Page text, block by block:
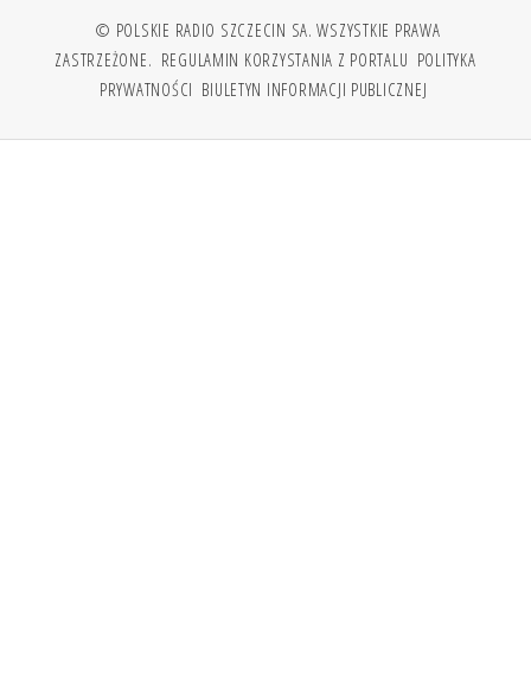
© POLSKIE RADIO SZCZECIN SA. WSZYSTKIE PRAWA
ZASTRZEŻONE. REGULAMIN KORZYSTANIA Z PORTALU POLITYKA
PRYWATNOŚCI BIULETYN INFORMACJI PUBLICZNEJ